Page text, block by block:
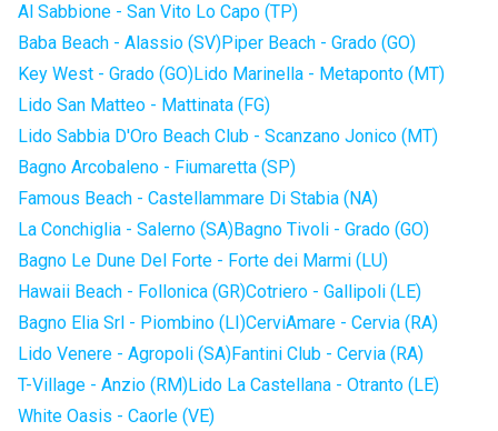
Al Sabbione - San Vito Lo Capo (TP)
Baba Beach - Alassio (SV)Piper Beach - Grado (GO)
Key West - Grado (GO)Lido Marinella - Metaponto (MT)
Lido San Matteo - Mattinata (FG)
Lido Sabbia D'Oro Beach Club - Scanzano Jonico (MT)
Bagno Arcobaleno - Fiumaretta (SP)
Famous Beach - Castellammare Di Stabia (NA)
La Conchiglia - Salerno (SA)Bagno Tivoli - Grado (GO)
Bagno Le Dune Del Forte - Forte dei Marmi (LU)
Hawaii Beach - Follonica (GR)Cotriero - Gallipoli (LE)
Bagno Elia Srl - Piombino (LI)CerviAmare - Cervia (RA)
Lido Venere - Agropoli (SA)Fantini Club - Cervia (RA)
T-Village - Anzio (RM)Lido La Castellana - Otranto (LE)
White Oasis - Caorle (VE)